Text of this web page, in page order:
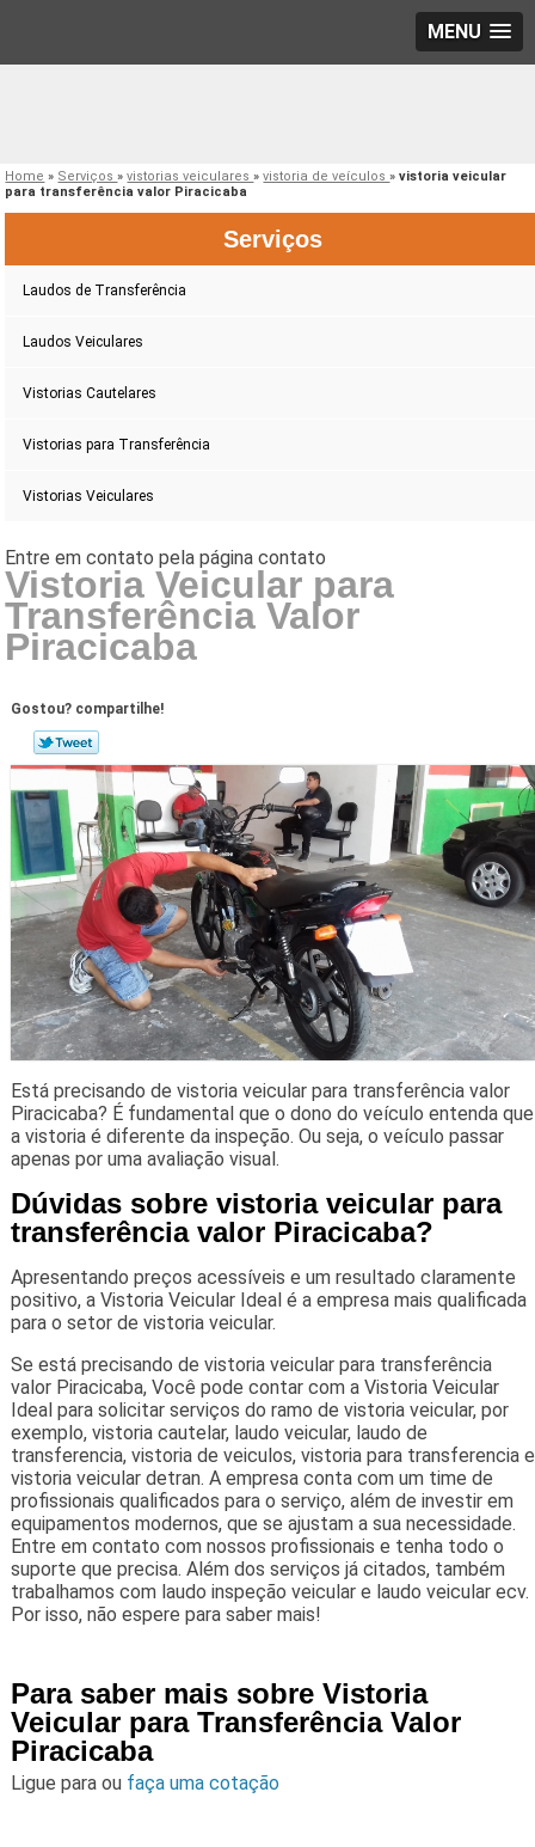
MENU
Home » Serviços»vistorias veiculares»vistoria de veículos»vistoria veicular
para transferência valor Piracicaba
Serviços
Laudos de Transferência
Laudos Veiculares
Vistorias Cautelares
Vistorias para Transferência
Vistorias Veiculares
Vistoria Veicular para
Transferência Valor
Piracicaba
Gostou? compartilhe!
Está precisando de vistoria veicular para transferência valor
Piracicaba? É fundamental que o dono do veículo entenda que
a vistoria é diferente da inspeção. Ou seja, o veículo passar
apenas por uma avaliação visual.
Dúvidas sobre vistoria veicular para
transferência valor Piracicaba?
Apresentando preços acessíveis e um resultado claramente
positivo, a Vistoria Veicular Ideal é a empresa mais qualificada
para o setor de vistoria veicular.
Se está precisando de vistoria veicular para transferência
valor Piracicaba, Você pode contar com a Vistoria Veicular
Ideal para solicitar serviços do ramo de vistoria veicular, por
exemplo, vistoria cautelar, laudo veicular, laudo de
transferencia, vistoria de veiculos, vistoria para transferencia e
vistoria veicular detran. A empresa conta com um time de
profissionais qualificados para o serviço, além de investir em
equipamentos modernos, que se ajustam a sua necessidade.
Entre em contato com nossos profissionais e tenha todo o
suporte que precisa. Além dos serviços já citados, também
trabalhamos com laudo inspeção veicular e laudo veicular ecv.
Por isso, não espere para saber mais!
Para saber mais sobre Vistoria
Veicular para Transferência Valor
Piracicaba
Ligue para ou faça uma cotação